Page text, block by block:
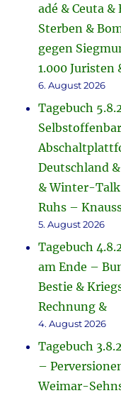
adé & Ceuta
Sterben &
gegen
1.000 Juristen
6. August 2026
Tagebuch
Deutschland
& Winter-Talk
Ruhs –
5. August 2026
Tagebuch
am Ende –
Bestie &
Rechnung &
4. August 2026
Tagebuch
–
Weimar-